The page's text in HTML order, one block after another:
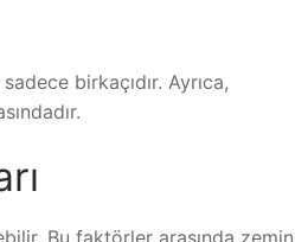
birkaçıdır. Ayrıca,
Bu faktörler arasında zemin